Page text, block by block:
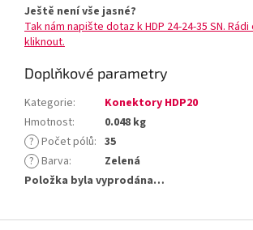
Ještě není vše jasné?
Tak nám napište dotaz k HDP 24-24-35 SN.
kliknout.
Doplňkové parametry
Kategorie:
Konektory HDP20
Hmotnost:
0.048 kg
? Počet pólů: 35
? Barva:
Zelená
Položka byla vyprodána…